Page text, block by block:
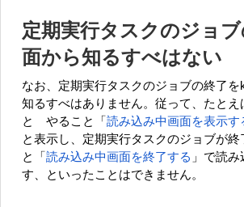
定期実行タスクのジョ
面から知るすべはない
なお、定期実行タスクのジョブの終了を
知るすべはありません。従って、たとえ
と やること「 読み込み中画面を表示す
と表示し、定期実行タスクのジョブが
と「 読み込み中画面を終了する 」 で読み
す、といったことはできません。